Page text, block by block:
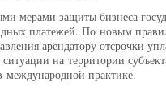
мерами защиты бизнеса
платежей. По новым
арендатору отсрочки
на территории
международной практике.